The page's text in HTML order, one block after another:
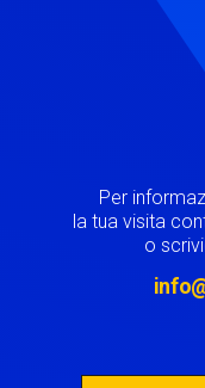
Per
la tua visita
o